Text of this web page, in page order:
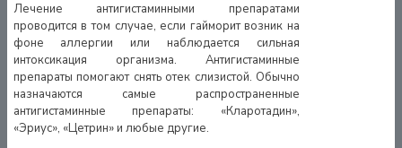
Лечение антигистаминными препаратами
проводится в том случае, если гайморит возник на
фоне аллергии или наблюдается сильная
интоксикация организма. Антигистаминные
препараты помогают снять отек слизистой. Обычно
назначаются самые распространенные
антигистаминные препараты: «Кларотадин»,
«Эриус», «Цетрин» и любые другие.